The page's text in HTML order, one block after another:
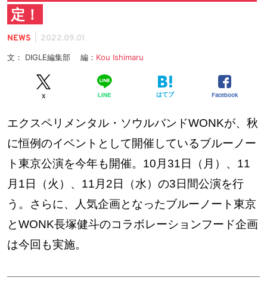
定！
NEWS 2022.09.01
文： DIGLE編集部 編： Kou Ishimaru
X LINE はてブ Facebook
エクスペリメンタル・ソウルバンドWONKが、秋
に恒例のイベントとして開催しているブルーノー
ト東京公演を今年も開催。10月31日（月）、11
月1日（火）、11月2日（水）の3日間公演を行
う。さらに、人気企画となったブルーノート東京
とWONK長塚健斗のコラボレーションフード企画
は今回も実施。